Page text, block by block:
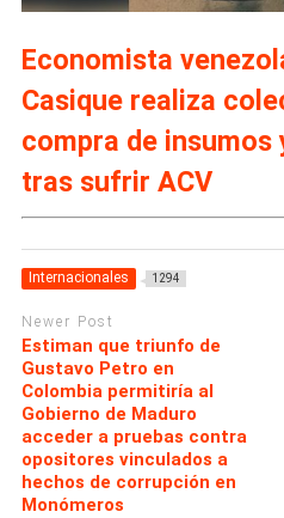
Economista
Casique realiza
compra de
tras sufrir ACV
Internacionales 1294
Newer Post
Estiman que triunfo de
Gustavo Petro en
Colombia permitiría al
Gobierno de Maduro
acceder a pruebas contra
opositores vinculados a
hechos de corrupción en
Monómeros